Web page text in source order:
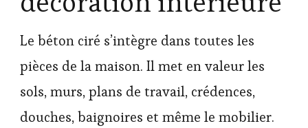
Le béton ciré s’intègre dans toutes les
pièces de la maison. Il met en valeur les
sols, murs, plans de travail, crédences,
douches, baignoires et même le mobilier.